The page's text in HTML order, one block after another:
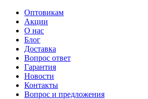
Оптовикам
Акции
О нас
Блог
Доставка
Вопрос ответ
Гарантия
Новости
Контакты
Вопрос и предложения